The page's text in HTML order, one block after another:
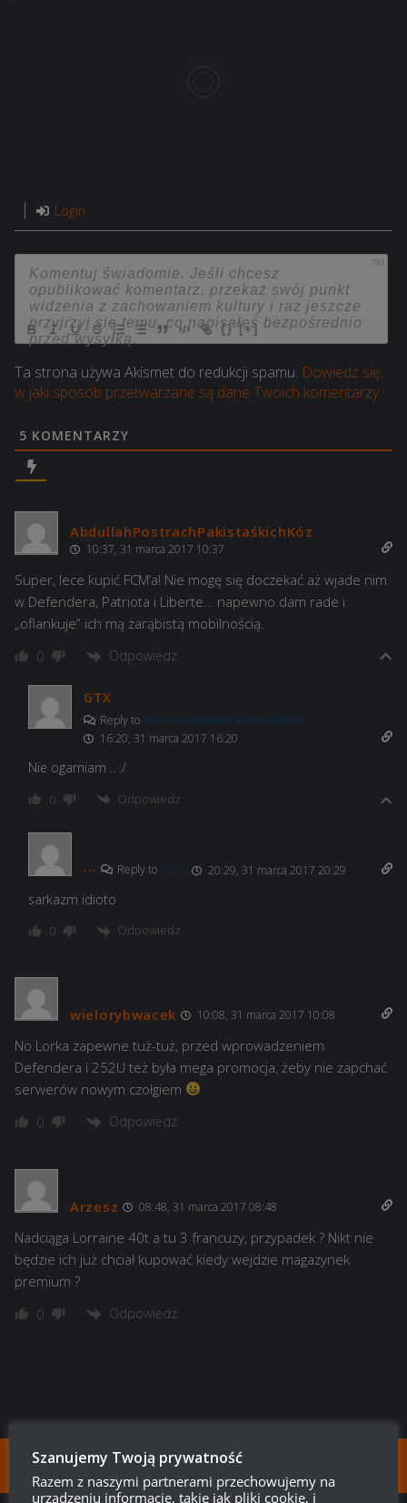
Login
750
{} [+]
Ta strona używa Akismet do redukcji spamu. Dowiedz się,
w jaki sposób przetwarzane są dane Twoich komentarzy.
5 KOMENTARZY
AbdullahPostrachPakistaśkichKóz
10:37, 31 marca 2017 10:37
Super, lece kupić FCM’a! Nie mogę się doczekać aż wjade nim
w Defendera, Patriota i Liberte… napewno dam rade i
„oflankuje” ich mą zarąbistą mobilnością.
0 Odpowiedz
GTX
Reply to AbdullahPostrachPakistaśkichKóz
16:20, 31 marca 2017 16:20
Nie ogarniam .. :/
0 Odpowiedz
... Reply to GTX 20:29, 31 marca 2017 20:29
sarkazm idioto
0 Odpowiedz
wielorybwacek 10:08, 31 marca 2017 10:08
No Lorka zapewne tuż-tuż, przed wprowadzeniem
Defendera i 252U też była mega promocja, żeby nie zapchać
serwerów nowym czołgiem
0 Odpowiedz
Arzesz 08:48, 31 marca 2017 08:48
Nadciąga Lorraine 40t a tu 3 francuzy, przypadek ? Nikt nie
będzie ich już chciał kupować kiedy wejdzie magazynek
premium ?
0 Odpowiedz
FOLLOW:
Szanujemy Twoją prywatność
Razem z naszymi partnerami przechowujemy na
urządzeniu informacje, takie jak pliki cookie, i